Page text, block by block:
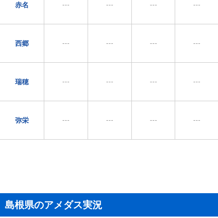
赤名 --- --- --- ---
西郷 --- --- --- ---
瑞穂 --- --- --- ---
弥栄 --- --- --- ---
島根県のアメダス実況